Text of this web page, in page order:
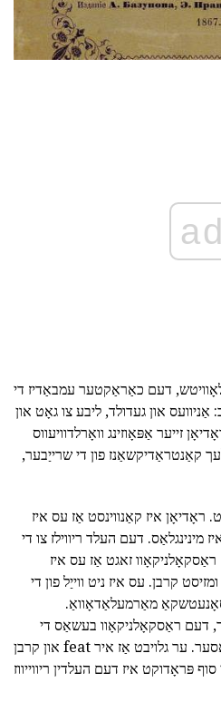
ad
דעם כאַראַקטער עמבאַדיז די
און געדולד, ליבע צו גאָט און
זייער אַפּאָוזינג וואָרלדוויעווס
קאַנטראַדיקשאַנז פון די שרייַבער,
איז קאַנווינסט אַז עס איז
מינינגלאַס. דעם העלד ריווילז צו די
ראַסקאָלניקאָוו זאגט אַז עס איז
קרבן. עס איז ניט ווייַל פון די
מאַרמעלאַדאָוואַ.
דעם ראַסקאָלניקאָוו בעשאַס די
צונויפשטויס, טוט ניט האַלטן וואַסער. ער גלויבט אַז איר feat און קרבן
פּראָדוקט איז דעם העלדין ריווייווז